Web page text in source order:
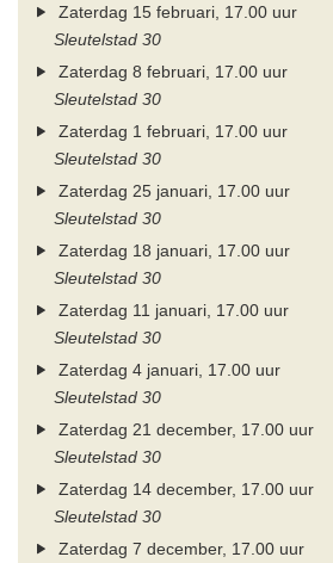
Zaterdag 15 februari, 17.00 uur
Sleutelstad 30
Zaterdag 8 februari, 17.00 uur
Sleutelstad 30
Zaterdag 1 februari, 17.00 uur
Sleutelstad 30
Zaterdag 25 januari, 17.00 uur
Sleutelstad 30
Zaterdag 18 januari, 17.00 uur
Sleutelstad 30
Zaterdag 11 januari, 17.00 uur
Sleutelstad 30
Zaterdag 4 januari, 17.00 uur
Sleutelstad 30
Zaterdag 21 december, 17.00 uur
Sleutelstad 30
Zaterdag 14 december, 17.00 uur
Sleutelstad 30
Zaterdag 7 december, 17.00 uur